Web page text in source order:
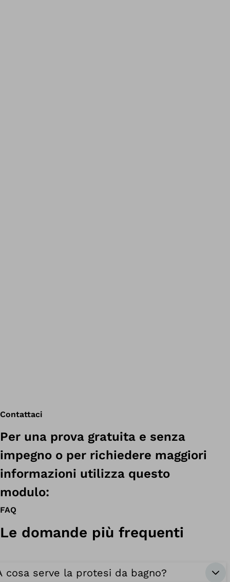
Contattaci
Per una prova gratuita e senza
impegno o per richiedere maggiori
informazioni utilizza questo
modulo:
FAQ
Le domande più frequenti
cosa serve la protesi da bagno?